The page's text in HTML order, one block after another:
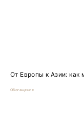
От Европы к Азии: как
Обогащение